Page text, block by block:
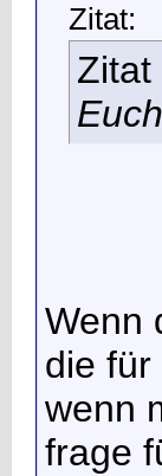
Zitat:
Zitat
Wenn
die
wenn
frage